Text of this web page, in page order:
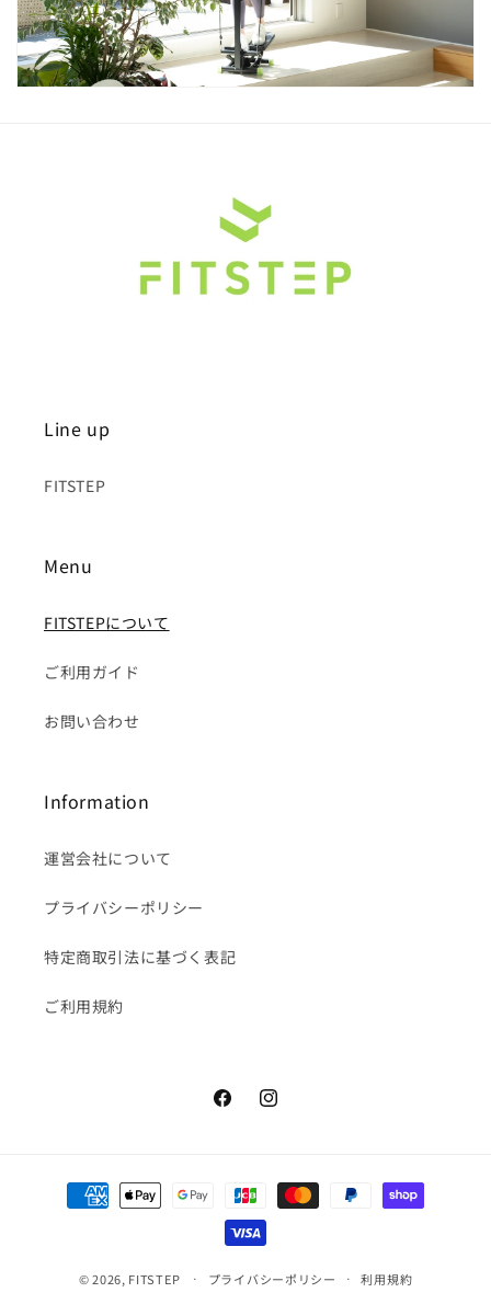
Line up
FITSTEP
Menu
FITSTEPについて
ご利用ガイド
お問い合わせ
Information
運営会社について
プライバシーポリシー
特定商取引法に基づく表記
ご利用規約
FacebookInstagram
© 2026, FITSTEP プライバシーポリシー
利用規約